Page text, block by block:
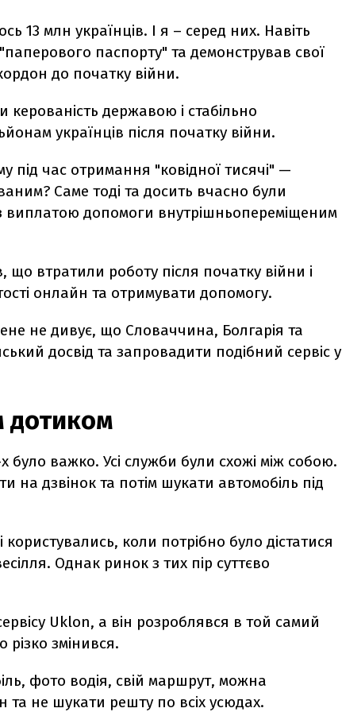
13 млн українців. І я – серед них. Навіть
паспорту" та демонстрував свої
до початку війни.
державою і стабільно
українців після початку війни.
під час отримання "ковідної тисячі" —
Саме тоді та досить вчасно були
виплатою допомоги внутрішньопереміщеним
що втратили роботу після початку війни і
онлайн та отримувати допомогу.
не дивує, що Словаччина, Болгарія та
досвід та запровадити подібний сервіс у
дотиком
було важко. Усі служби були схожі між собою.
на дзвінок та потім шукати автомобіль під
коли потрібно було дістатися
Однак ринок з тих пір суттєво
Uklon, а він розроблявся в той самий
різко змінився.
фото водія, свій маршрут, можна
та не шукати решту по всіх усюдах.